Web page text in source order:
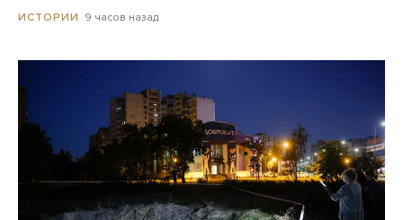
ИСТОРИИ 9 часов назад